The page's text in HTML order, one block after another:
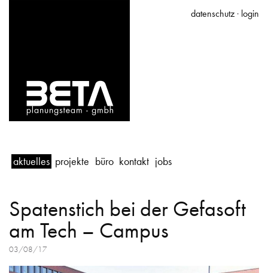
aktuelles projekte büro kontakt jobs
Spatenstich bei der Gefasoft
am Tech – Campus
03/08/17
datenschutz· login